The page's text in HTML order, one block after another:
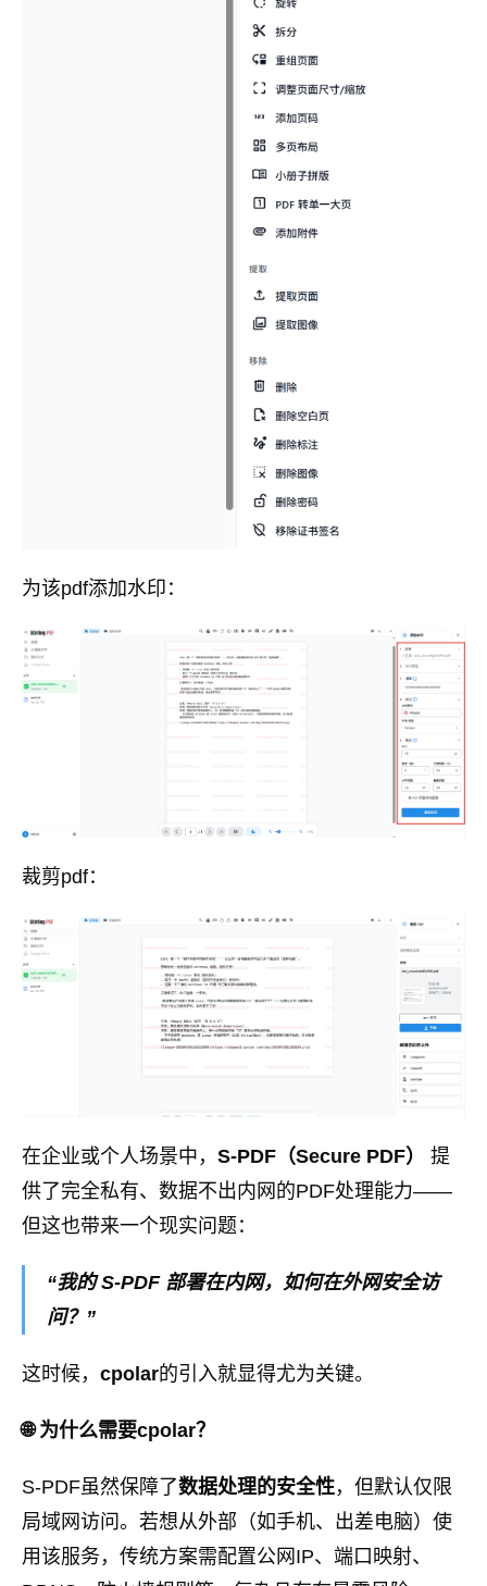
为该pdf添加水印：
裁剪pdf：
在企业或个人场景中， S-PDF（Secure PDF）
提
供了完全私有、数据不出内网的PDF处理能力——
但这也带来一个现实问题：
“我的 S-PDF 部署在内网，如何在外网安全访
问？”
这时候， cpolar的引入就显得尤为关键。
🌐 为什么需要cpolar？
S-PDF虽然保障了数据处理的安全性，但默认仅限
局域网访问。若想从外部（如手机、出差电脑）使
用该服务，传统方案需配置公网IP、端口映射、